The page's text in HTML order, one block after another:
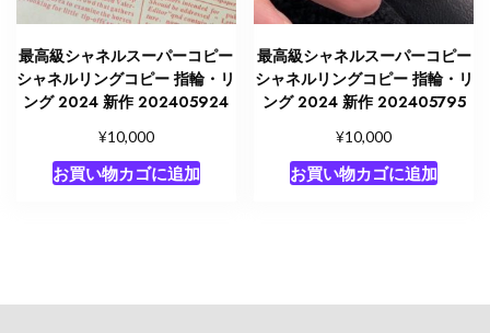
最高級シャネルスーパーコピー
シャネルリングコピー 指輪・リ
ング 2024 新作 202405924
¥10,000
お買い物カゴに追加
最高級シャネルスーパーコピー
シャネルリングコピー 指輪・リ
ング 2024 新作 202405795
¥10,000
お買い物カゴに追加